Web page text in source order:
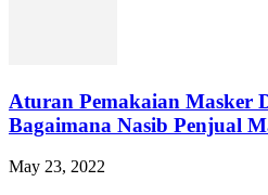
Aturan Pemakaian Masker
Bagaimana Nasib Penjual
May 23, 2022